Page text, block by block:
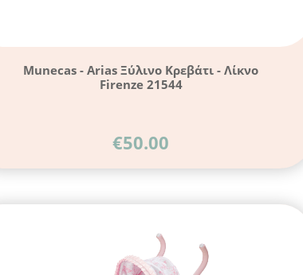
Munecas - Arias Ξύλινο Κρεβάτι - Λίκνο
Firenze 21544
€50.00